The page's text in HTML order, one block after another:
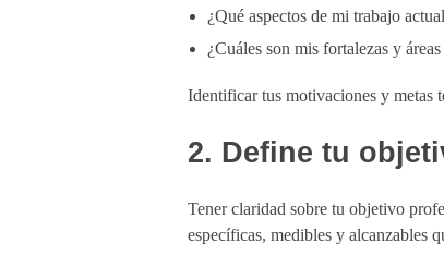
¿Qué aspectos de mi trabajo
¿Cuáles son mis fortalezas y
Identificar tus motivaciones y metas
2. Define tu
Tener claridad sobre tu objetivo
específicas, medibles y alcanzables